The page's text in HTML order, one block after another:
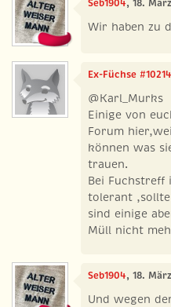
Seb1904, 18.
Wir haben zu
Ex-Füchse
@Karl_Murks
Einige von
Forum
können was
trauen.
Bei Fuchstreff
tolerant ,sollte
sind einige
Müll nicht
Seb1904, 18.
Und wegen